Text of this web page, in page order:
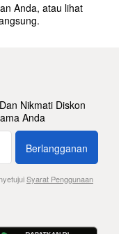
Anda, atau lihat
Nikmati Diskon
Anda
Berlangganan
Syarat Penggunaan